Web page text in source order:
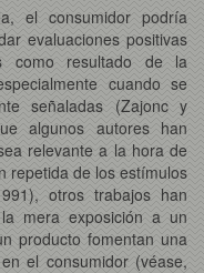
el consumidor podría
evaluaciones positivas
como resultado de la
cuando se
señaladas (Zajonc y
algunos autores han
relevante a la hora de
repetida de los estímulos
otros trabajos han
mera exposición a un
producto fomentan una
el consumidor (véase,